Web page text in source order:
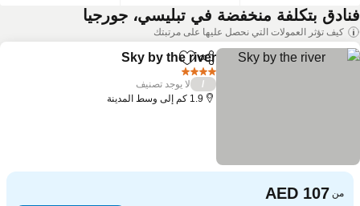
بتكلفة منخفضة في تبليسي، جورجيا
كيف تؤثر العمولات التي نحصل عليها على مرتبتك
مشاركةAdd to favorites
Sky by the river
لا يوجد تصنيف
1.9 كم إلى وسط المدينة
من